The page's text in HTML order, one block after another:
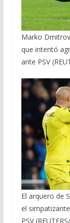
Marko
que intentó
ante PSV
El arquero de
el
PSV